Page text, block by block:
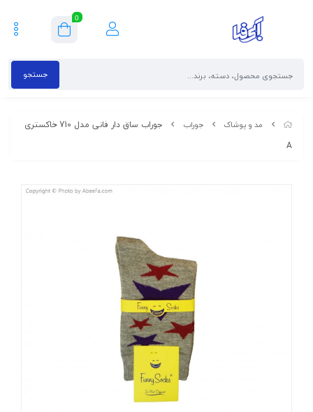
0
جستجو
مد و پوشاک جوراب
جوراب ساق دار فانی مدل 710 خاکستری
A